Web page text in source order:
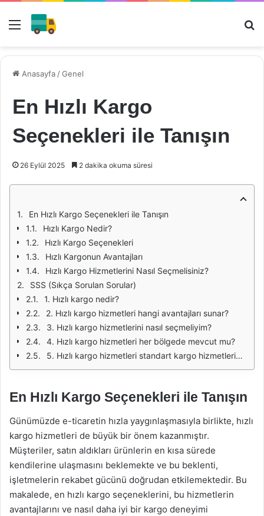
Menü
Anasayfa /Genel
En Hızlı Kargo
Seçenekleri ile Tanışın
26 Eylül 2025 2 dakika okuma süresi
En Hızlı Kargo Seçenekleri ile Tanışın
Hızlı Kargo Nedir?
Hızlı Kargo Seçenekleri
Hızlı Kargonun Avantajları
Hızlı Kargo Hizmetlerini Nasıl Seçmelisiniz?
SSS (Sıkça Sorulan Sorular)
1. Hızlı kargo nedir?
2. Hızlı kargo hizmetleri hangi avantajları sunar?
3. Hızlı kargo hizmetlerini nasıl seçmeliyim?
4. Hızlı kargo hizmetleri her bölgede mevcut mu?
5. Hızlı kargo hizmetleri standart kargo hizmetlerine göre daha mı pahalıdır?
En Hızlı Kargo Seçenekleri ile Tanışın
Günümüzde e-ticaretin hızla yaygınlaşmasıyla birlikte, hızlı
kargo hizmetleri de büyük bir önem kazanmıştır.
Müşteriler, satın aldıkları ürünlerin en kısa sürede
kendilerine ulaşmasını beklemekte ve bu beklenti,
işletmelerin rekabet gücünü doğrudan etkilemektedir. Bu
makalede, en hızlı kargo seçeneklerini, bu hizmetlerin
avantajlarını ve nasıl daha iyi bir kargo deneyimi